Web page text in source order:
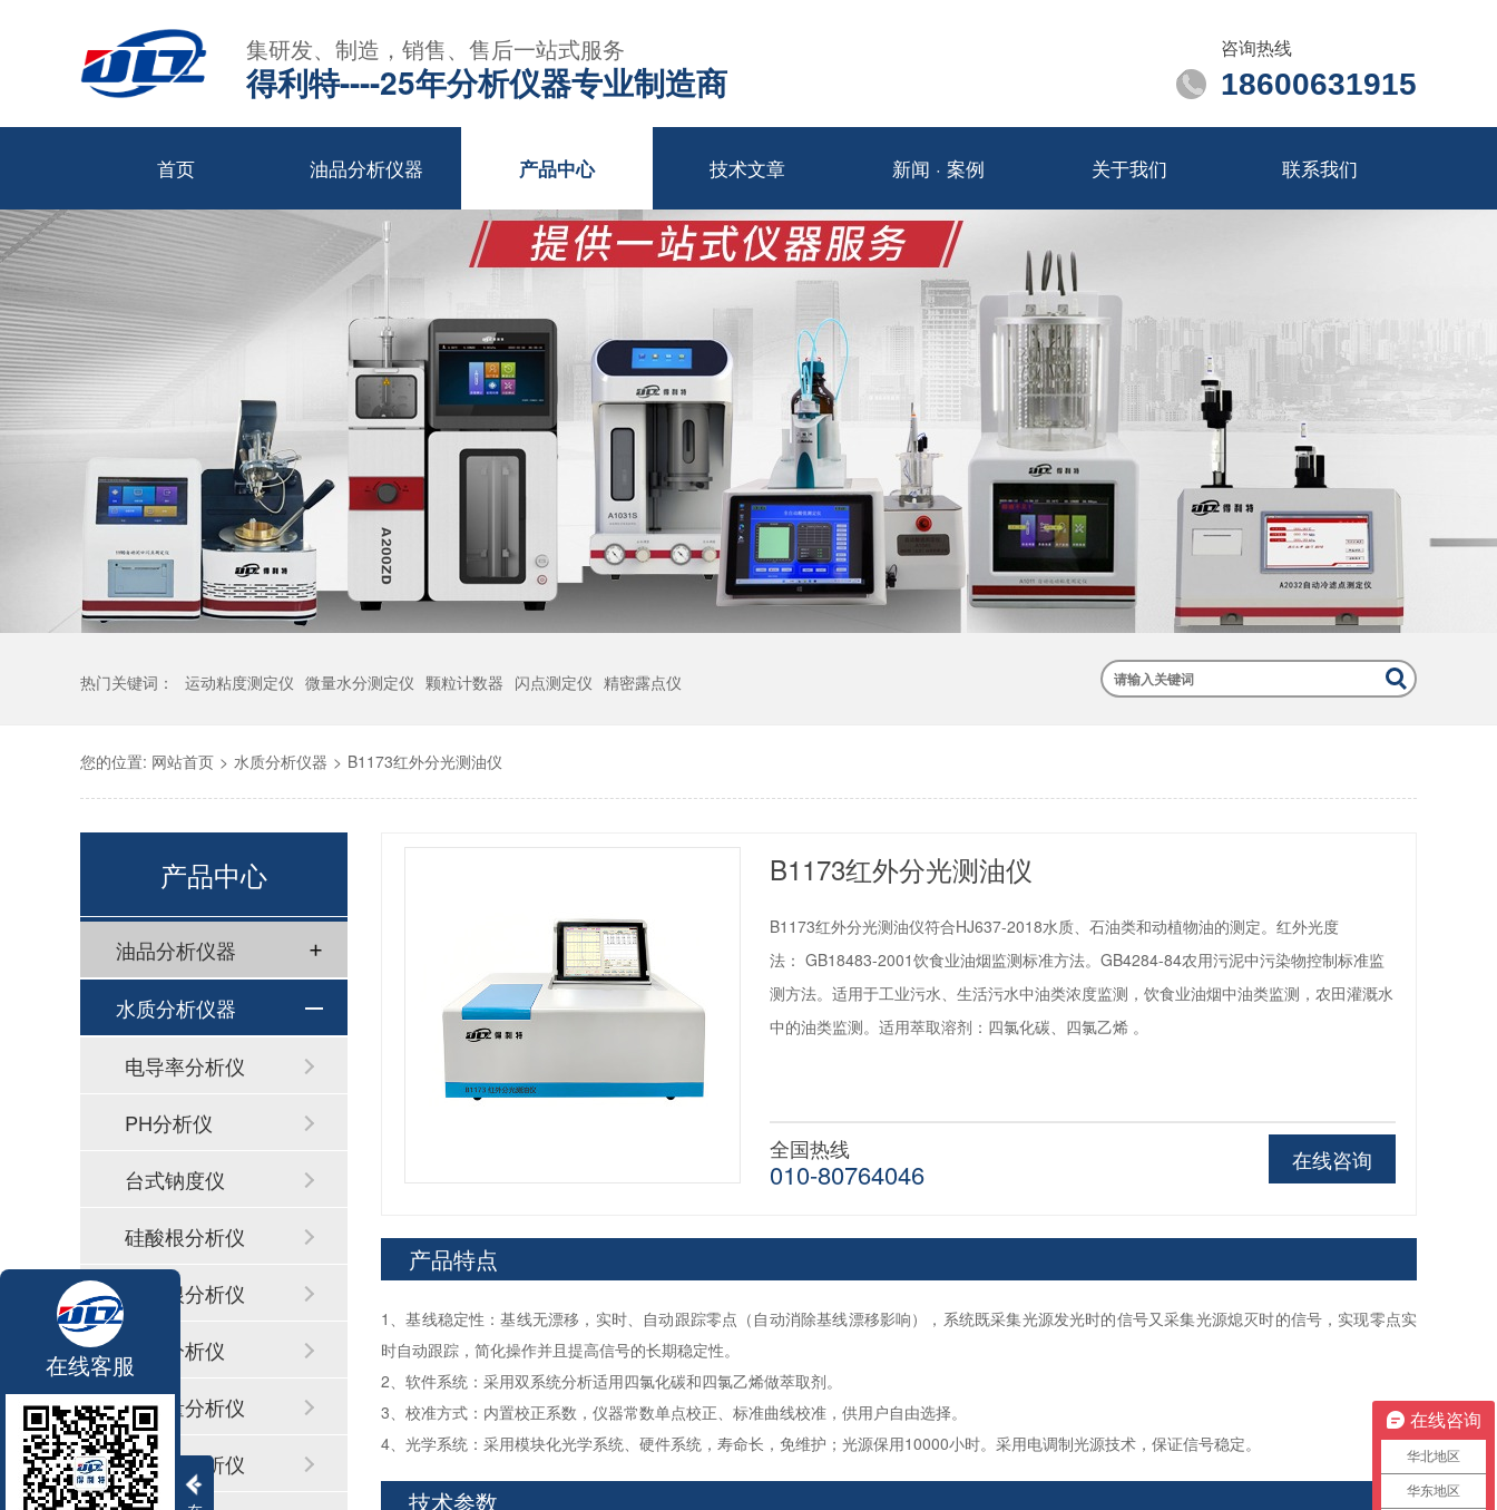
集研发、制造，销售、售后一站式服务
得利特----25年分析仪器专业制造商
咨询热线
18600631915
首页 油品分析仪器 产品中心 技术文章 新闻 · 案例 关于我们 联系我们
热门关键词： 运动粘度测定仪 微量水分测定仪 颗粒计数器 闪点测定仪 精密露点仪
您的位置: 网站首页 > 水质分析仪器 > B1173红外分光测油仪
B1173红外分光测油仪
B1173红外分光测油仪符合HJ637-2018水质、石油类和动植物油的测定。红外光度
法： GB18483-2001饮食业油烟监测标准方法。GB4284-84农用污泥中污染物控制标准监
测方法。适用于工业污水、生活污水中油类浓度监测，饮食业油烟中油类监测，农田灌溉水
中的油类监测。适用萃取溶剂：四氯化碳、四氯乙烯 。
在线咨询
全国热线
010-80764046
产品特点
1、基线稳定性：基线无漂移，实时、自动跟踪零点（自动消除基线漂移影响），系统既采集光源发光时的信号又采集光源熄灭时的信号，实现零点实
时自动跟踪，简化操作并且提高信号的长期稳定性。
2、软件系统：采用双系统分析适用四氯化碳和四氯乙烯做萃取剂。
3、校准方式：内置校正系数，仪器常数单点校正、标准曲线校准，供用户自由选择。
4、光学系统：采用模块化光学系统、硬件系统，寿命长，免维护；光源保用10000小时。采用电调制光源技术，保证信号稳定。
技术参数
产品中心
油品分析仪器
水质分析仪器
电导率分析仪
PH分析仪
台式钠度仪
硅酸根分析仪
磷酸根分析仪
联氨分析仪
铜含量分析仪
铁含量分析仪
在线客服
在线咨询
华北地区
华东地区